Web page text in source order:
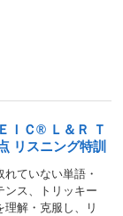
ＩＣ® Ｌ＆Ｒ Ｔ
リスニング特訓
ていない単語・
ンス、トリッキー
理解・克服し、リ